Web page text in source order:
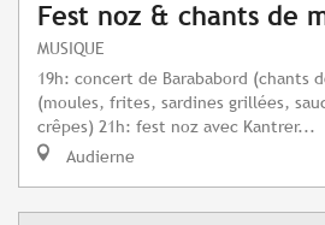
Fest noz & chants de
MUSIQUE
19h: concert de Barababord (chants
(moules, frites, sardines grillées,
crêpes) 21h: fest noz avec Kantrer...
Audierne